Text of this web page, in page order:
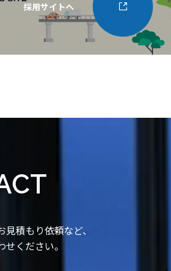
採用サイトへ
積もり依頼など、
ください。